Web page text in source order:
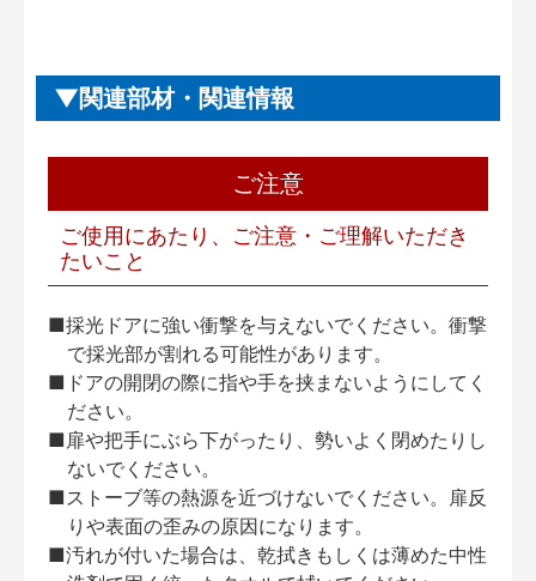
関連部材・関連情報
ご注意
ご使用にあたり、ご注意・ご理解いただき
たいこと
■採光ドアに強い衝撃を与えないでください。衝撃
で採光部が割れる可能性があります。
■ドアの開閉の際に指や手を挟まないようにしてく
ださい。
■扉や把手にぶら下がったり、勢いよく閉めたりし
ないでください。
■ストーブ等の熱源を近づけないでください。扉反
りや表面の歪みの原因になります。
■汚れが付いた場合は、乾拭きもしくは薄めた中性